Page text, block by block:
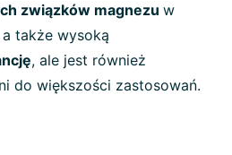
związków magnezu w
także wysoką
, ale jest również
do większości zastosowań.